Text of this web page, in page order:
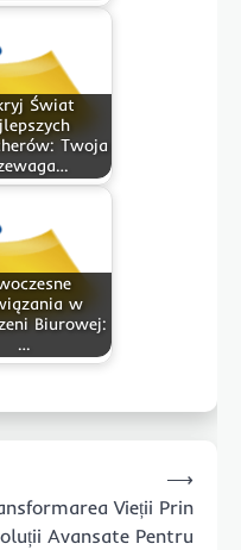
Świat
Twoja
w
Biurowej:
…
Vieții Prin
Avansate Pentru
⟶